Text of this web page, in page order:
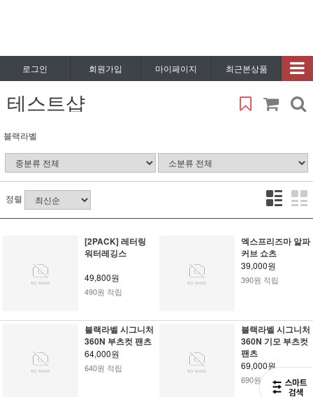
로그인 회원가입 마이페이지 최근본상품
테스트샵
블랙라벨
정렬
[2PACK] 레터링
워터레깅스
49,800원
490원 적립
엑스프리즈마 알파
커브 쇼츠
39,000원
390원 적립
블랙라벨 시그니처
360N 부츠컷 팬츠
64,000원
640원 적립
블랙라벨 시그니처
360N 기모 부츠컷
팬츠
69,000원
690원 적립